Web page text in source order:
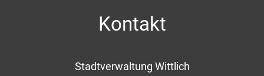
Kontakt
Stadtverwaltung Wittlich